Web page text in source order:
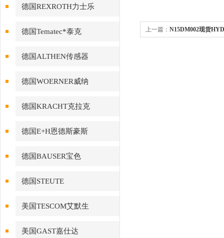
德国REXROTH力士乐
德国Tematec*泰克
德国ALTHEN传感器
德国WOERNER威纳
德国KRACHT克拉克
德国E+H恩德斯豪斯
德国BAUSER宝色
德国STEUTE
美国TESCOM艾默生
美国GAST嘉仕达
上一篇： N15DM002现货